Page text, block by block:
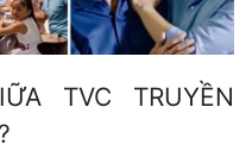
TVC TRUYỀN